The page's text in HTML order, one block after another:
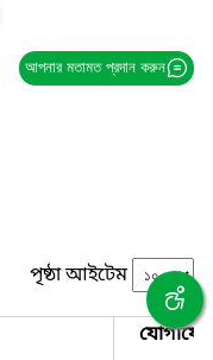
আপনার মতামত প্রদান করুন
পৃষ্ঠা আইটেম